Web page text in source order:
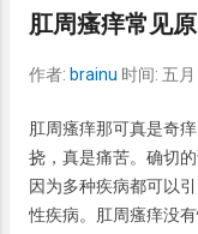
应当避免10-16点之间
每隔2小时应用一次，
肛周瘙痒常见
作者: brainu 时间: 五
肛周瘙痒那可真是奇
挠，真是痛苦。确切
因为多种疾病都可以
性疾病。肛周瘙痒没